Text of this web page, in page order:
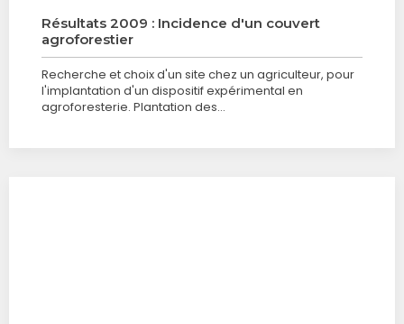
Résultats 2009 : Incidence d'un couvert
agroforestier
Recherche et choix d'un site chez un agriculteur, pour
l'implantation d'un dispositif expérimental en
agroforesterie. Plantation des…